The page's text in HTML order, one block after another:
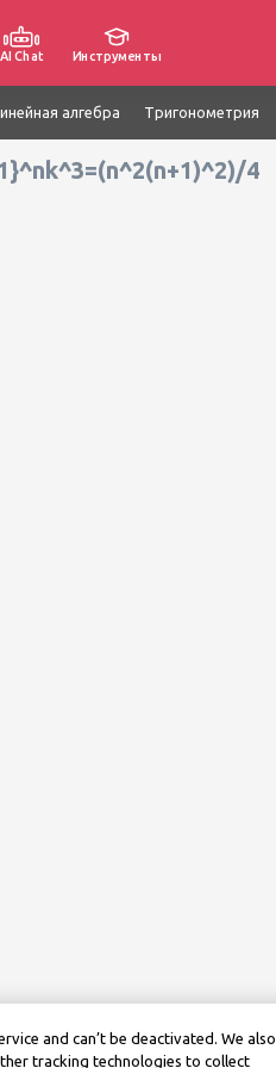
AI Chat Инструменты
алгебра Тригонометрия
4
and can’t be deactivated. We also
tracking technologies to collect